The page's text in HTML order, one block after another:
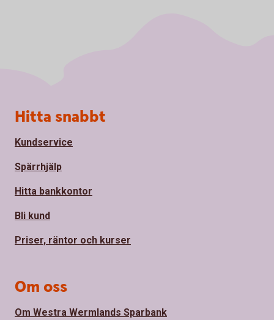
Sidfot
Hitta snabbt
Kundservice
Spärrhjälp
Hitta bankkontor
Bli kund
Priser, räntor och kurser
Om oss
Om Westra Wermlands Sparbank